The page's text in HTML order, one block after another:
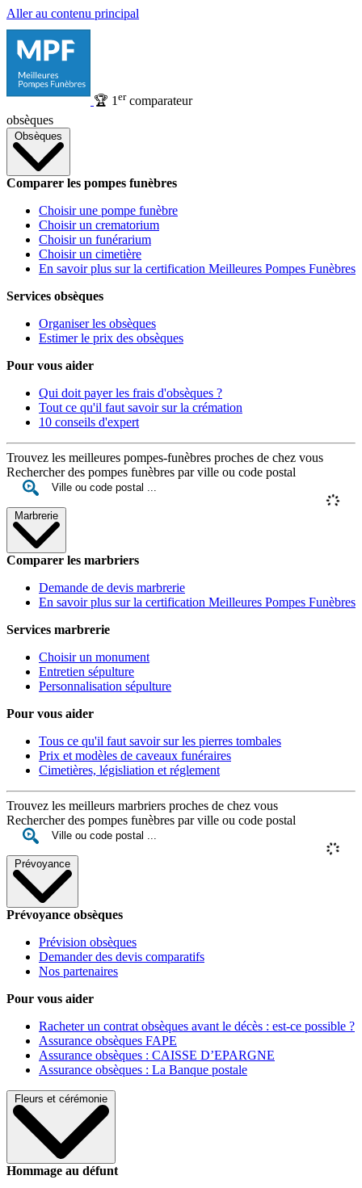
Aller au contenu principal
🏆 1 ercomparateur
obsèques
Obsèques
Comparer les pompes funèbres
Choisir une pompe funèbre
Choisir un crematorium
Choisir un funérarium
Choisir un cimetière
En savoir plus sur la certification Meilleures Pompes Funèbres
Services obsèques
Organiser les obsèques
Estimer le prix des obsèques
Pour vous aider
Qui doit payer les frais d'obsèques ?
Tout ce qu'il faut savoir sur la crémation
10 conseils d'expert
Trouvez les meilleures pompes-funèbres proches de chez vous
Rechercher des pompes funèbres par ville ou code postal
Marbrerie
Comparer les marbriers
Demande de devis marbrerie
En savoir plus sur la certification Meilleures Pompes Funèbres
Services marbrerie
Choisir un monument
Entretien sépulture
Personnalisation sépulture
Pour vous aider
Tous ce qu'il faut savoir sur les pierres tombales
Prix et modèles de caveaux funéraires
Cimetières, législiation et réglement
Trouvez les meilleurs marbriers proches de chez vous
Rechercher des pompes funèbres par ville ou code postal
Prévoyance
Prévoyance obsèques
Prévision obsèques
Demander des devis comparatifs
Nos partenaires
Pour vous aider
Racheter un contrat obsèques avant le décès : est-ce possible ?
Assurance obsèques FAPE
Assurance obsèques : CAISSE D’EPARGNE
Assurance obsèques : La Banque postale
Fleurs et cérémonie
Hommage au défunt